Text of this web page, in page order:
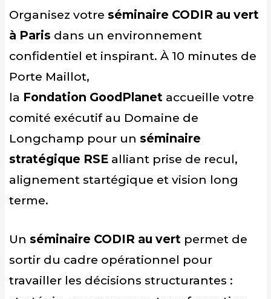
Organisez votre séminaire CODIR au vert
à Paris dans un environnement
confidentiel et inspirant. À 10 minutes de
Porte Maillot,
la Fondation GoodPlanet accueille votre
comité exécutif au Domaine de
Longchamp pour un séminaire
stratégique RSE alliant prise de recul,
alignement startégique et vision long
terme.
Un séminaire CODIR au vert permet de
sortir du cadre opérationnel pour
travailler les décisions structurantes :